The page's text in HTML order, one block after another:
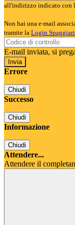
all'indirizzo indicato con
Non hai una e-mail
tramite la Login Spaggiari
E-mail inviata, si
Errore
Chiudi
Successo
Chiudi
Informazione
Chiudi
Attendere...
Attendere il